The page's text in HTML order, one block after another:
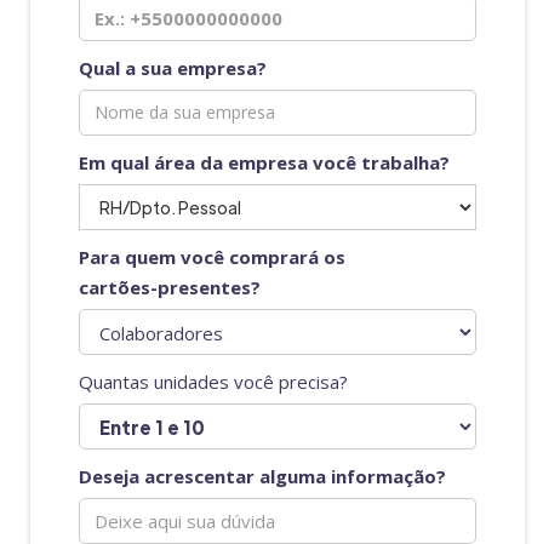
Qual a sua empresa?
Em qual área da empresa você trabalha?
Para quem você comprará os
cartões-presentes?
Quantas unidades você precisa?
Deseja acrescentar alguma informação?